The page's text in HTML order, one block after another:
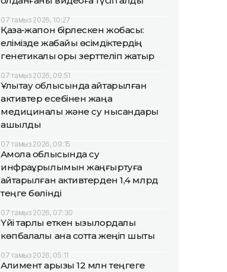
07 тамыз 2026, 10:27
Қазақ-жапон бірлескен жобасы:
елімізде жабайы өсімдіктердің
генетикалық қоры зерттеліп жатыр
07 тамыз 2026, 09:51
Ұлытау облысында қайтарылған
активтер есебінен жаңа
медициналық және су нысандары
ашылды
07 тамыз 2026, 09:15
Ақмола облысында су
инфрақұрылымын жаңғыртуға
қайтарылған активтерден 1,4 млрд
теңге бөлінді
07 тамыз 2026, 07:30
Үйі тарлық еткен қызылордалық
көпбалалы ана сотта жеңіп шықты
07 тамыз 2026, 05:11
Алимент қарызы 12 млн теңгеге